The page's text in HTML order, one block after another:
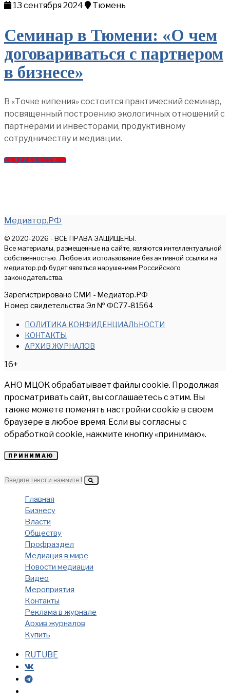
13 сентября 2024 Тюмень
Семинар в Тюмени: «О чем
договариваться с партнером
в бизнесе»
В «Точке кипения» состоится практический семинар,
посвященный построению экологичных отношений с
партнерами и инвесторами, продуктивному
сотрудничеству и медиации.
ПОДРОБНОСТИ →
Медиатор.РФ
© 2020-2026 - ВСЕ ПРАВА ЗАЩИЩЕНЫ.
Все материалы, размещенные на сайте, являются интеллектуальной
собственностью. Любое их использование без активной ссылки на
медиатор.рф будет являться нарушением Российского
законодательства.
Зарегистрировано СМИ - Медиатор.РФ
Номер свидетельства Эл № ФС77-81564
ПОЛИТИКА КОНФИДЕНЦИАЛЬНОСТИ
КОНТАКТЫ
АРХИВ ЖУРНАЛОВ
16+
АНО МЦОК обрабатывает файлы cookie. Продолжая
просматривать сайт, вы соглашаетесь с этим. Вы
также можете поменять настройки cookie в своем
браузере в любое время. Если вы согласны с
обработкой cookie, нажмите кнопку «принимаю».
ПРИНИМАЮ
Главная
Бизнесу
Власти
Обществу
Профраздел
Медиация в мире
Новости медиации
Видео
Мероприятия
Контакты
Реклама в журнале
Архив журналов
Купить
RUTUBE